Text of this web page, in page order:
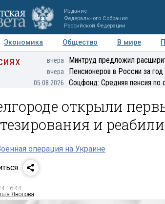
Издание
Федерального Собрания
Российской Федерации
Экономика Общество В мире
Мнения Регионы
вчера Минтруд предложил
вчера Пенсионеров в России за
05.08.2026 Соцфонд: Средняя пенсия по
открыли
и
операция на Украине
16:44
Яволова